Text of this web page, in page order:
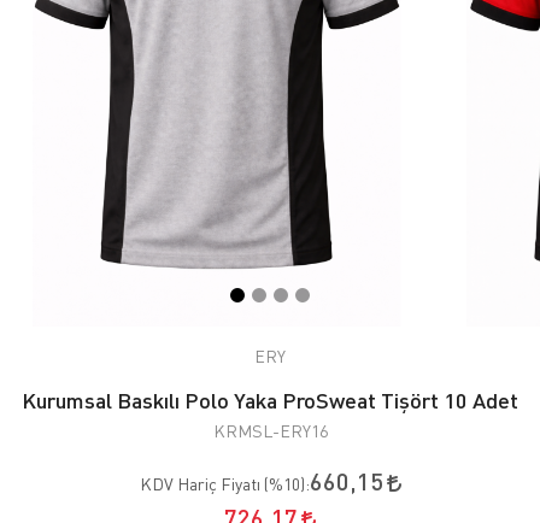
ERY
Kurumsal Baskılı Polo Yaka ProSweat Tişört 10 Adet
KRMSL-ERY16
KDV Hariç Fiyatı (%10):660,15
726,17